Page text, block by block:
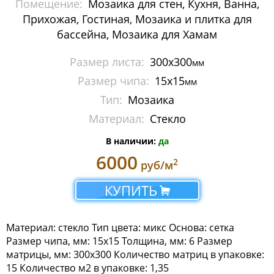
Мозаика Imagine Mosaic
Мозаика Irida
Мозаика Keramograd
Мозаика Mir Mosaic
Мозаика NSmosaic
Мозаика Orro Mosaic
Orro Ceramic
Orro Cristal
Orro Glass
Помещение: Мозаика для стен, Кухня, Ванна,
Прихожая, Гостиная, Мозаика и плитка для
бассейна, Мозаика для Хамам
Размер листа: 300х300мм
Размер чипа: 15х15мм
Тип: Мозаика
Материал: Стекло
В наличии: да
6000 руб/м2
КУПИТЬ
Материал: стекло Тип цвета: микс Основа: сетка
Размер чипа, мм: 15x15 Толщина, мм: 6 Размер
матрицы, мм: 300x300 Количество матриц в упаковке:
15 Количество м2 в упаковке: 1,35